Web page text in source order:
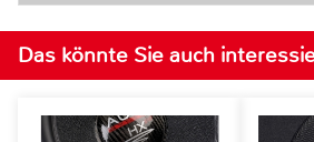
Das könnte Sie auch